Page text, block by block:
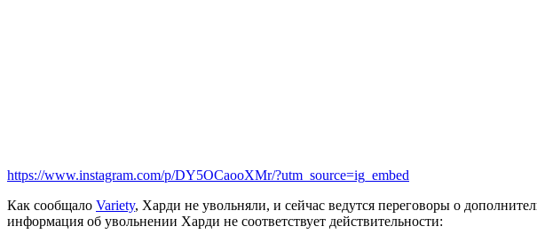
https://www.instagram.com/p/DY5OCaooXMr/?utm_source=ig_embed
Как сообщало Variety, Харди не увольняли, и сейчас ведутся переговоры о
информация об увольнении Харди не соответствует действительности: